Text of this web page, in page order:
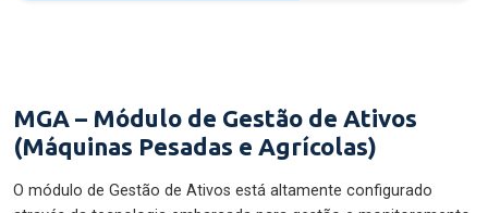
MGA – Módulo de Gestão de Ativos
(Máquinas Pesadas e Agrícolas)
O módulo de Gestão de Ativos está altamente configurado